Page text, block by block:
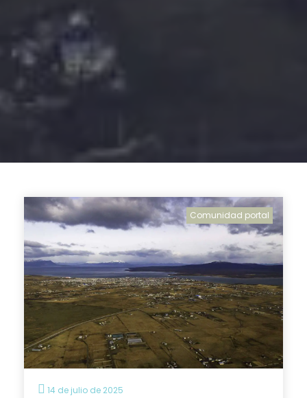
Comunidad portal
14 de julio de 2025